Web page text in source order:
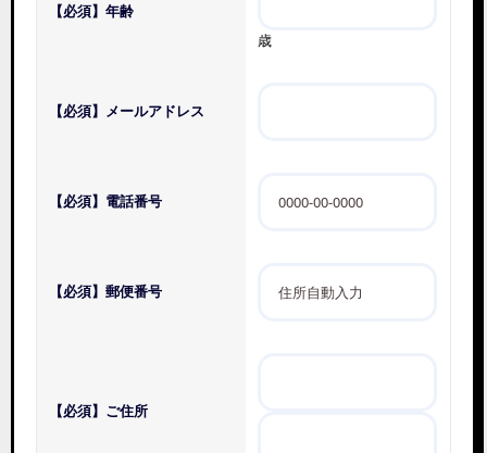
【必須】 年齢
歳
【必須】 メールアドレス
【必須】 電話番号
【必須】 郵便番号
【必須】 ご住所